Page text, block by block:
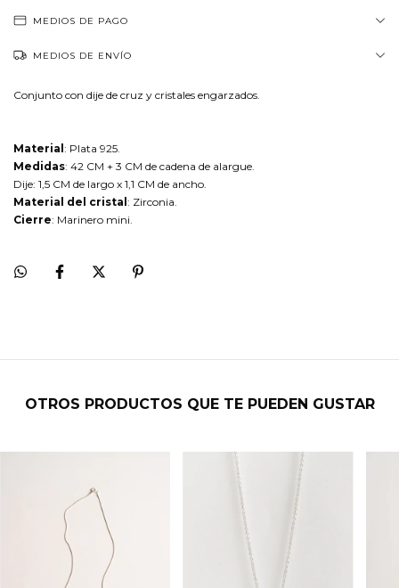
MEDIOS DE PAGO
MEDIOS DE ENVÍO
Conjunto con dije de cruz y cristales engarzados.
Material : Plata 925.
Medidas: 42 CM + 3 CM de cadena de alargue.
Dije: 1,5 CM de largo x 1,1 CM de ancho.
Material del cristal : Zirconia.
Cierre: Marinero mini.
OTROS PRODUCTOS QUE TE PUEDEN GUSTAR